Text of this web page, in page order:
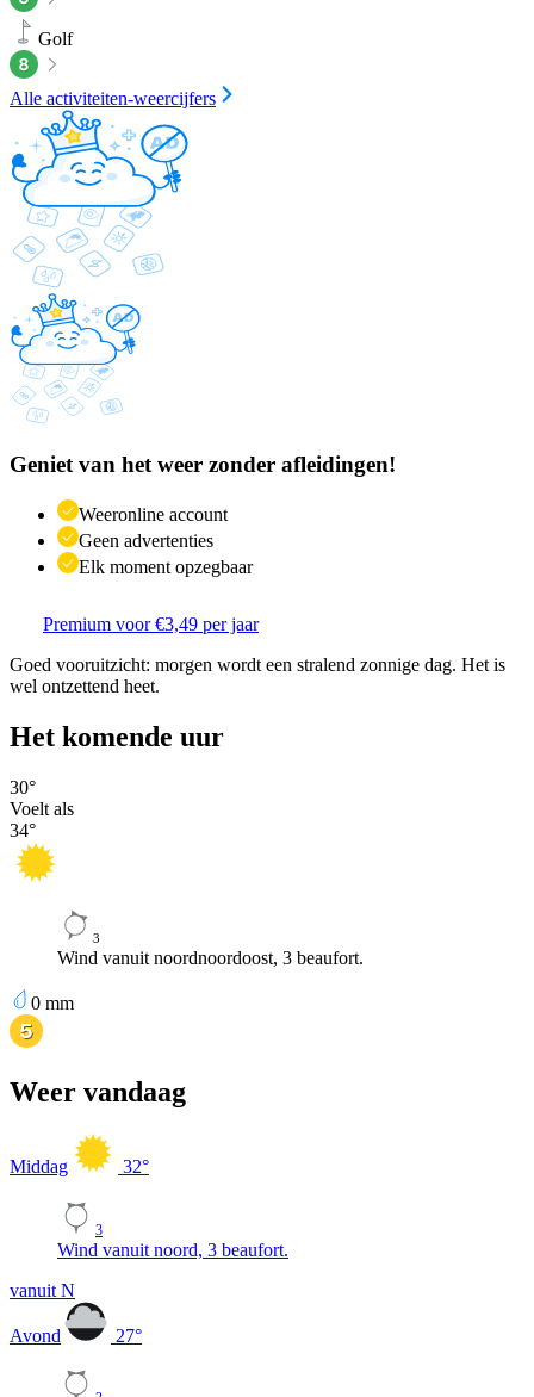
Golf
Alle activiteiten-weercijfers
Geniet van het weer zonder afleidingen!
Weeronline account
Geen advertenties
Elk moment opzegbaar
Premium voor €3,49 per jaar
Goed vooruitzicht: morgen wordt een stralend zonnige dag. Het is
wel ontzettend heet.
Het komende uur
30°
Voelt als
34°
3
Wind vanuit noordnoordoost, 3 beaufort.
0 mm
Weer vandaag
Middag 32°
3
Wind vanuit noord, 3 beaufort.
vanuit N
Avond 27°